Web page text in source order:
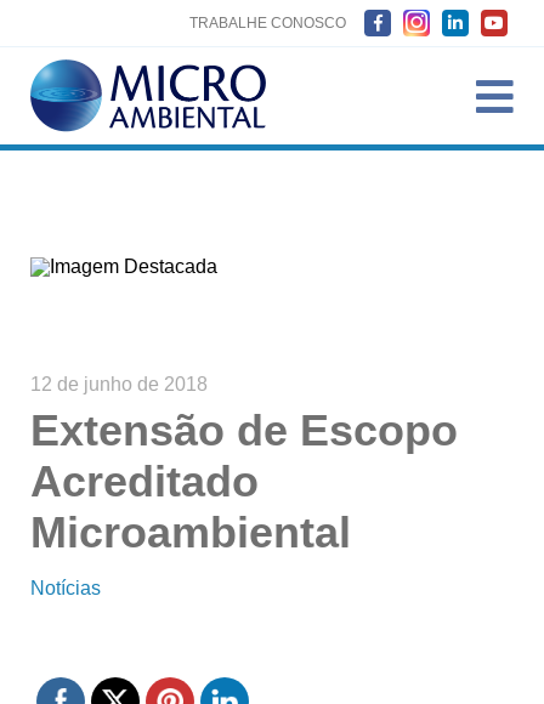
TRABALHE CONOSCO
12 de junho de 2018
Extensão de Escopo
Acreditado
Microambiental
Notícias